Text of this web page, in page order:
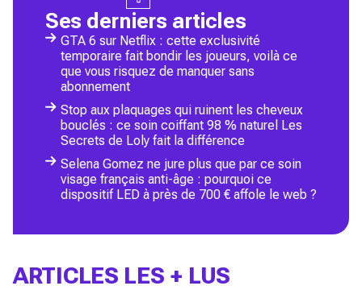
Ses derniers articles
GTA 6 sur Netflix : cette exclusivité
temporaire fait bondir les joueurs, voilà ce
que vous risquez de manquer sans
abonnement
Stop aux plaquages qui ruinent les cheveux
bouclés : ce soin coiffant 98 % naturel Les
Secrets de Loly fait la différence
Selena Gomez ne jure plus que par ce soin
visage français anti-âge : pourquoi ce
dispositif LED à près de 700 € affole le web ?
ARTICLES LES + LUS